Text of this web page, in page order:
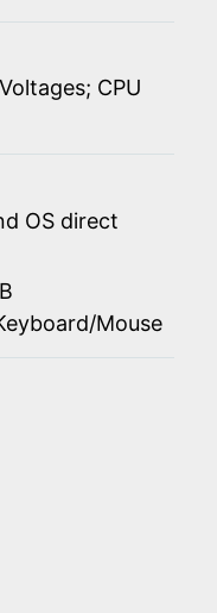
CPU
OS direct
Mouse